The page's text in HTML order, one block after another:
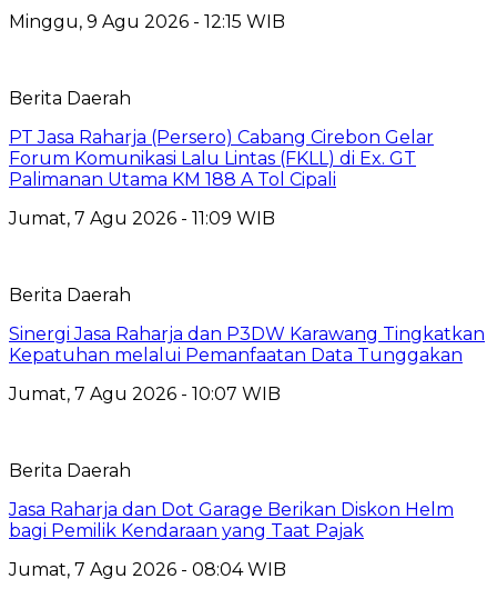
Minggu, 9 Agu 2026 - 12:15 WIB
Berita Daerah
PT Jasa Raharja (Persero) Cabang Cirebon Gelar
Forum Komunikasi Lalu Lintas (FKLL) di Ex. GT
Palimanan Utama KM 188 A Tol Cipali
Jumat, 7 Agu 2026 - 11:09 WIB
Berita Daerah
Sinergi Jasa Raharja dan P3DW Karawang Tingkatkan
Kepatuhan melalui Pemanfaatan Data Tunggakan
Jumat, 7 Agu 2026 - 10:07 WIB
Berita Daerah
Jasa Raharja dan Dot Garage Berikan Diskon Helm
bagi Pemilik Kendaraan yang Taat Pajak
Jumat, 7 Agu 2026 - 08:04 WIB